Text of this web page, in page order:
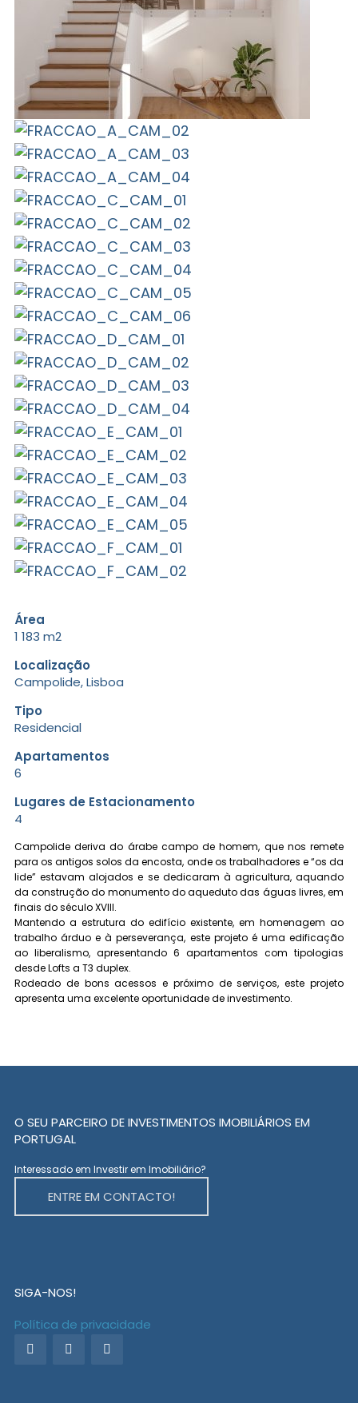
Área
1 183 m2
Localização
Campolide, Lisboa
Tipo
Residencial
Apartamentos
6
Lugares de Estacionamento
4
Campolide deriva do árabe campo de homem, que nos remete
para os antigos solos da encosta, onde os trabalhadores e “os da
lide” estavam alojados e se dedicaram à agricultura, aquando
da construção do monumento do aqueduto das águas livres, em
finais do século XVIII.
Mantendo a estrutura do edifício existente, em homenagem ao
trabalho árduo e à perseverança, este projeto é uma edificação
ao liberalismo, apresentando 6 apartamentos com tipologias
desde Lofts a T3 duplex.
Rodeado de bons acessos e próximo de serviços, este projeto
apresenta uma excelente oportunidade de investimento.
O SEU PARCEIRO DE INVESTIMENTOS IMOBILIÁRIOS EM
PORTUGAL
Interessado em Investir em Imobiliário?
ENTRE EM CONTACTO!
SIGA-NOS!
Política de privacidade